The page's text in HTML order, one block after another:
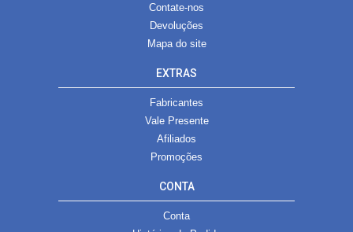
Contate-nos
Devoluções
Mapa do site
EXTRAS
Fabricantes
Vale Presente
Afiliados
Promoções
CONTA
Conta